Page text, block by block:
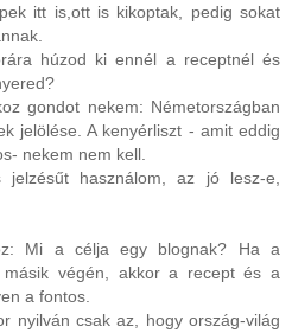
itt is,ott is kikoptak, pedig sokat
húzod ki ennél a receptnél és
gondot nekem: Németországban
jelölése. A kenyérliszt - amit eddig
nekem nem kell.
jelzésűt használom, az jó lesz-e,
Mi a célja egy blognak? Ha a
végén, akkor a recept és a
a fontos.
nyilván csak az, hogy ország-világ